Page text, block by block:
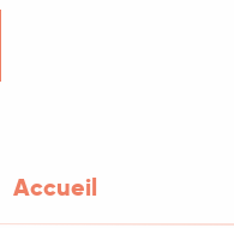
Accueil
et danse